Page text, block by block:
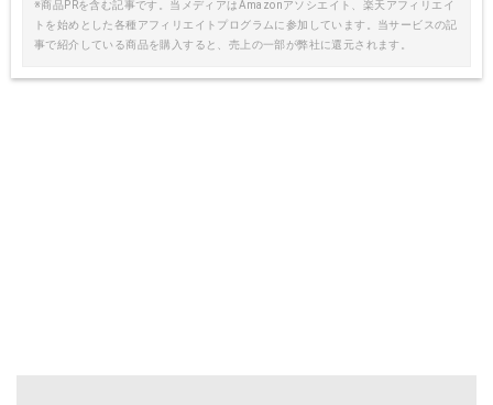
※商品PRを含む記事です。当メディアはAmazonアソシエイト、楽天アフィリエイ
トを始めとした各種アフィリエイトプログラムに参加しています。当サービスの記
事で紹介している商品を購入すると、売上の一部が弊社に還元されます。